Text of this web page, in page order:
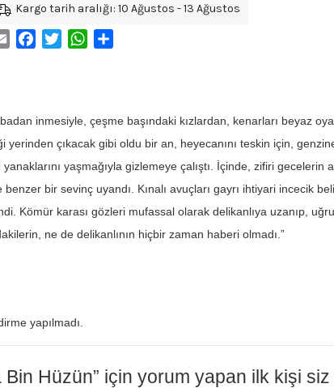
Kargo tarih aralığı: 10 Ağustos - 13 Ağustos
Email FacebookTwitterWhatsApp
inmesiyle, çeşme başındaki kızlardan, kenarları beyaz
yerinden çıkacak gibi oldu bir an, heyecanını teskin için,
yaşmağıyla gizlemeye çalıştı. İçinde, zifiri
bir sevinç uyandı. Kınalı avuçları gayrı ihtiyari incecik
Kömür karası gözleri mufassal olarak delikanlıya uzanıp,
ne de delikanlının hiçbir zaman haberi olmadı.”
yapılmadı.
Bin Hüzün” için yorum yapan ilk kişi